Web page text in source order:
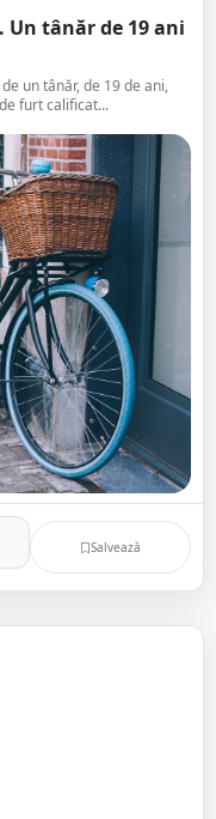
Un tânăr de 19 ani
un tânăr, de 19 de ani,
furt calificat...
Salvează